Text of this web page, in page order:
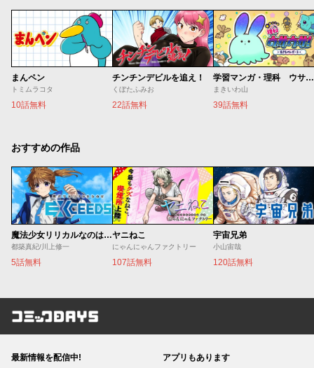
まんペン
トミムラコタ
10話無料
チンチンデビルを追え！
くぼたふみお
22話無料
学習マンガ・理科 ウサウサ！
まきいわ山
39話無料
おすすめの作品
魔法少女リリカルなのは EXCEEDS
都築真紀/川上修一
5話無料
ヤニねこ
にゃんにゃんファクトリー
107話無料
宇宙兄弟
小山宙哉
120話無料
コミックDAYS
最新情報を配信中! アプリもあります